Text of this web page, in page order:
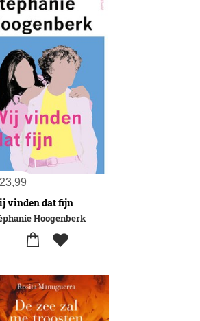
23,99
vinden dat fijn
Hoogenberk